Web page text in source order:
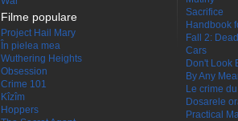
Filme populare
Project Hail Mary
În pielea mea
Wuthering Heights
Obsession
Crime 101
Kîzîm
Hoppers
Sacrifice
Handbook
Fall 2:
Cars
Don't Look
By Any
Le crime
Dosarele
Practical